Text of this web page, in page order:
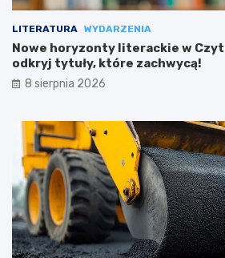
LITERATURA WYDARZENIA
Nowe horyzonty literackie w
odkryj tytuły, które zachwycą!
8 sierpnia 2026